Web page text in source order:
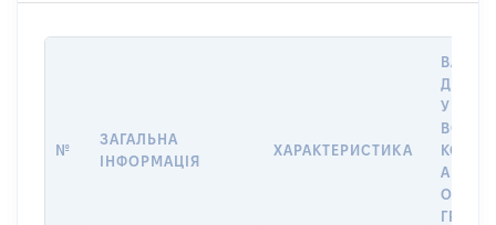
№
ЗАГАЛЬНА
ІНФОРМАЦІЯ
ХАРАКТЕРИСТИКА
ДАТУ
У
АБО